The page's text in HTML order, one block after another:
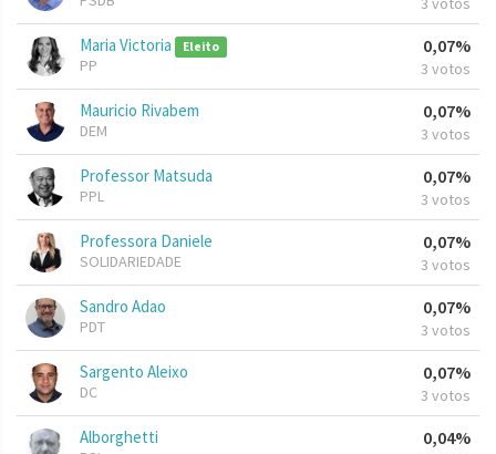
Maria Victoria Eleito
PP
0,07%
3 votos
Mauricio Rivabem
DEM
0,07%
3 votos
Professor Matsuda
PPL
0,07%
3 votos
Professora Daniele
SOLIDARIEDADE
0,07%
3 votos
Sandro Adao
PDT
0,07%
3 votos
Sargento Aleixo
DC
0,07%
3 votos
Alborghetti 0,04%